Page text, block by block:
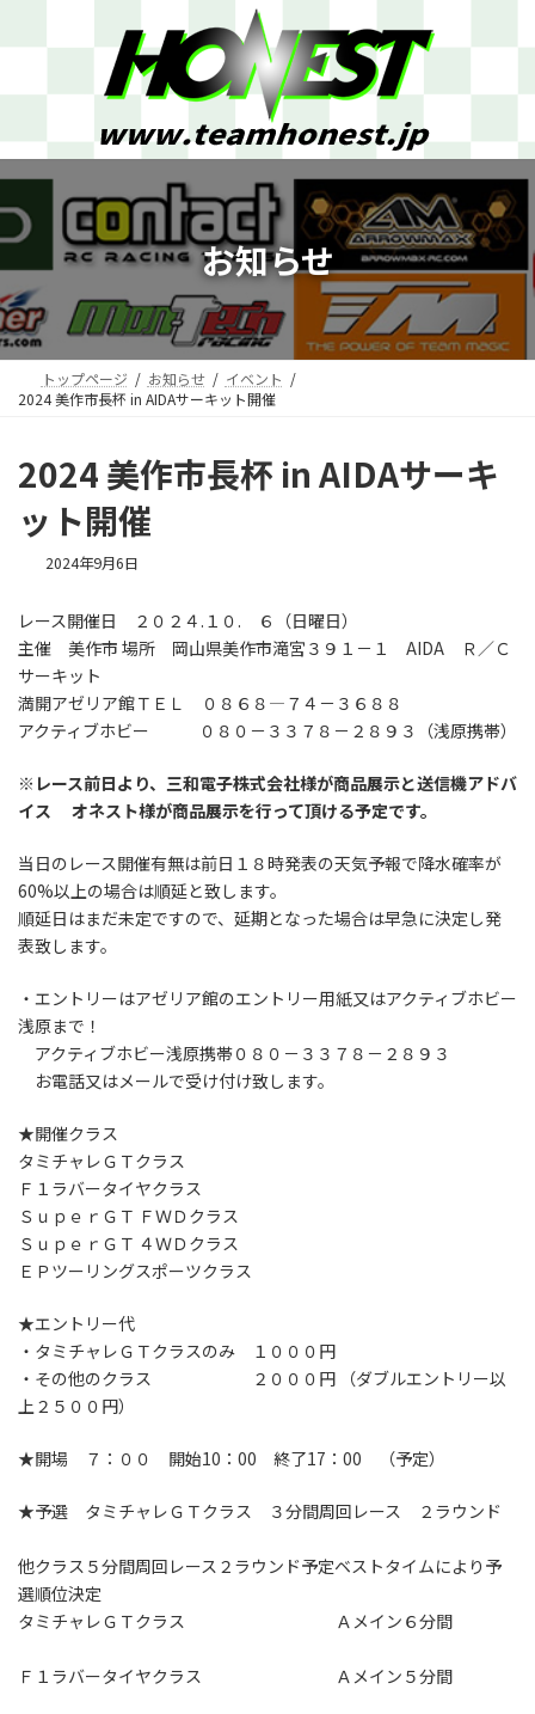
ス
キ
ッ
ン
に
移
お知らせ
トップページ お知らせ
イベント
2024 美作市長杯 in AIDAサーキット開催
2024 美作市長杯 in AIDAサーキ
ット開催
2024年9月6日
レース開催日 ２０２４.１０. ６（日曜日）
主催 美作市 場所 岡山県美作市滝宮３９１－１ AIDA Ｒ／Ｃ
サーキット
満開アゼリア館ＴＥＬ ０８６８—７４－３６８８
アクティブホビー ０８０－３３７８－２８９３（浅原携帯）
※レース前日より、三和電子株式会社様が商品展示と送信機アドバ
イス オネスト様が商品展示を行って頂ける予定です。
当日のレース開催有無は前日１８時発表の天気予報で降水確率が
60%以上の場合は順延と致します。
順延日はまだ未定ですので、延期となった場合は早急に決定し発
表致します。
・エントリーはアゼリア館のエントリー用紙又はアクティブホビー
浅原まで！
アクティブホビー浅原携帯０８０－３３７８－２８９３
お電話又はメールで受け付け致します。
★開催クラス
タミチャレＧＴクラス
Ｆ１ラバータイヤクラス
ＳｕｐｅｒＧＴ ＦＷＤクラス
ＳｕｐｅｒＧＴ ４ＷＤクラス
ＥＰツーリングスポーツクラス
★エントリー代
・タミチャレＧＴクラスのみ １０００円
・その他のクラス ２０００円 （ダブルエントリー以
上２５００円）
★開場 ７：００ 開始10：00 終了17：00 （予定）
★予選 タミチャレＧＴクラス ３分間周回レース ２ラウンド
他クラス５分間周回レース２ラウンド予定ベストタイムにより予
選順位決定
タミチャレＧＴクラス Ａメイン６分間
Ｆ１ラバータイヤクラス Ａメイン５分間